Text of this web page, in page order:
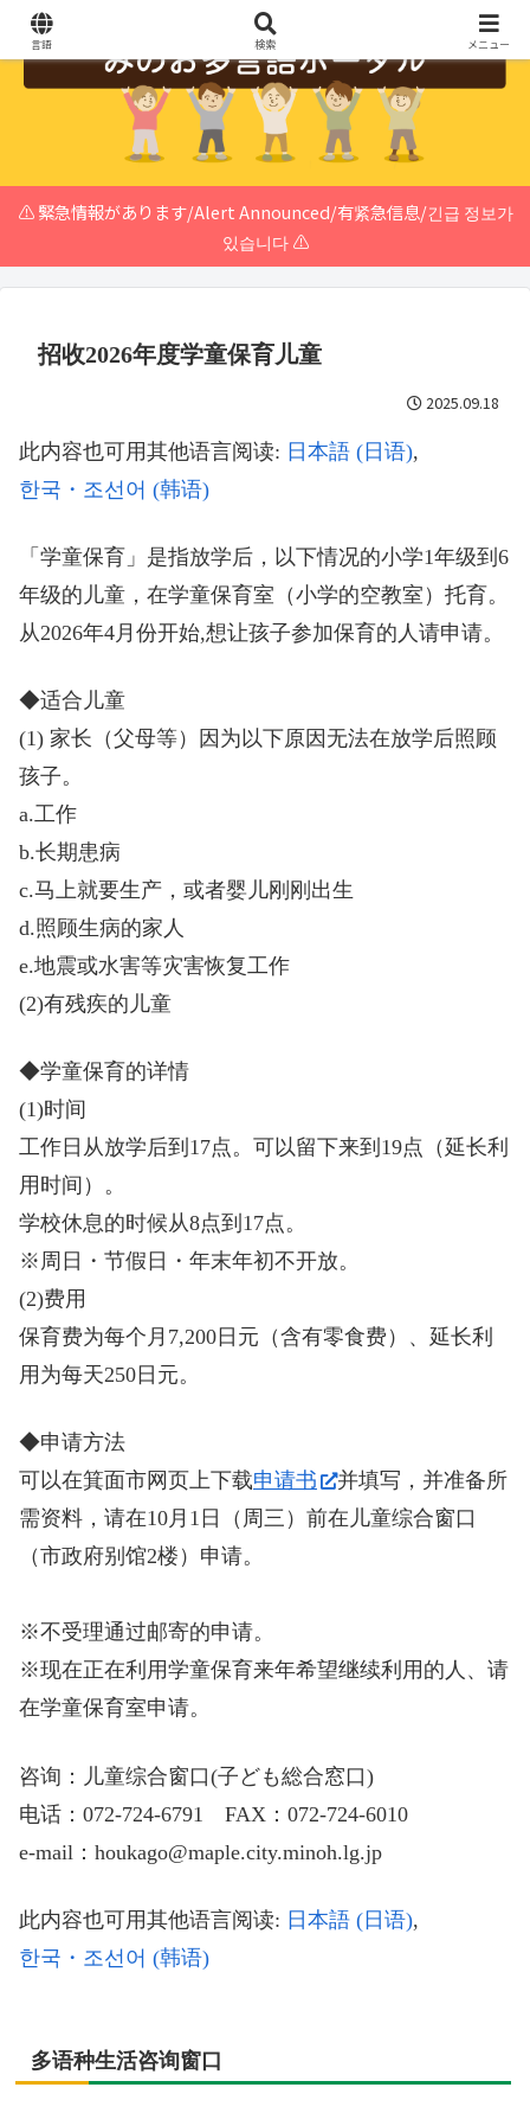
⚠️ 緊急情報があります/Alert Announced/有紧急信息/긴급 정보가
있습니다 ⚠️
招收2026年度学童保育儿童
2025.09.18
此内容也可用其他语言阅读: 日本語 (日语)
한국・조선어 (韩语)
「学童保育」是指放学后，以下情况的小学1年级到6
年级的儿童，在学童保育室（小学的空教室）托育。
从2026年4月份开始,想让孩子参加保育的人请申请。
◆适合儿童
(1) 家长（父母等）因为以下原因无法在放学后照顾
孩子。
a.工作
b.长期患病
c.马上就要生产，或者婴儿刚刚出生
d.照顾生病的家人
e.地震或水害等灾害恢复工作
(2)有残疾的儿童
◆学童保育的详情
(1)时间
工作日从放学后到17点。可以留下来到19点（延长利
用时间）。
学校休息的时候从8点到17点。
※周日・节假日・年末年初不开放。
(2)费用
保育费为每个月7,200日元（含有零食费）、延长利
用为每天250日元。
◆申请方法
可以在箕面市网页上下载申请书
并填写，并准备所
需资料，请在10月1日（周三）前在儿童综合窗口
（市政府别馆2楼）申请。
※不受理通过邮寄的申请。
※现在正在利用学童保育来年希望继续利用的人、请
在学童保育室申请。
咨询：儿童综合窗口(子ども総合窓口)
电话：072-724-6791 FAX：072-724-6010
e-mail：houkago@maple.city.minoh.lg.jp
此内容也可用其他语言阅读: 日本語 (日语)
한국・조선어 (韩语)
多语种生活咨询窗口
言語 検索 メニュー